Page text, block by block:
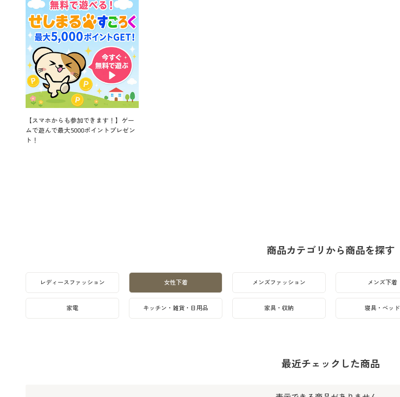
【スマホからも参加できます！】ゲー
ムで遊んで最大5000ポイントプレゼン
ト！
商品カテゴリから商品を探す
レディースファッション 女性下着 メンズファッション メンズ下着
家電 キッチン・雑貨・日用品 家具・収納 寝具・ベッド
最近チェックした商品